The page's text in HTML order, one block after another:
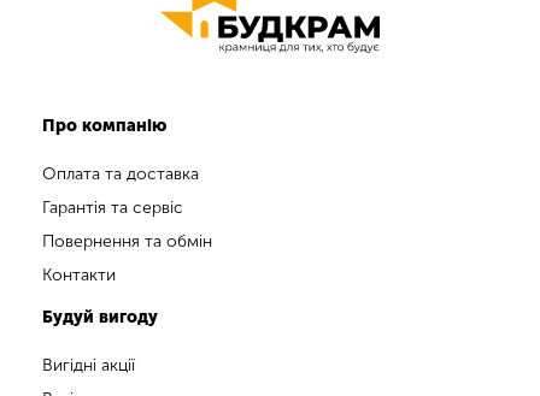
Про компанію
Оплата та доставка
Гарантія та сервіс
Повернення та обмін
Контакти
Будуй вигоду
Вигідні акції